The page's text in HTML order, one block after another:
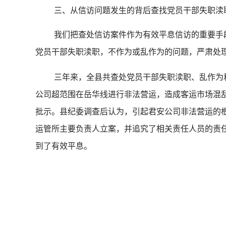
三、从信访问题发生的背后查找党员干部失职
我们把查处信访案件作为有效平息信访的重要
党员干部失职渎职，不作为或乱作为的问题，严肃
三年来，全县共查处党员干部失职渎职、乱作
公司超范围在岳华线进行非法营运，造成客运市场
批示。县纪委调查后认为，引起君安公司非法营运
运管所主要负责人立案，并追究了相关责任人员的责
到了有效平息。